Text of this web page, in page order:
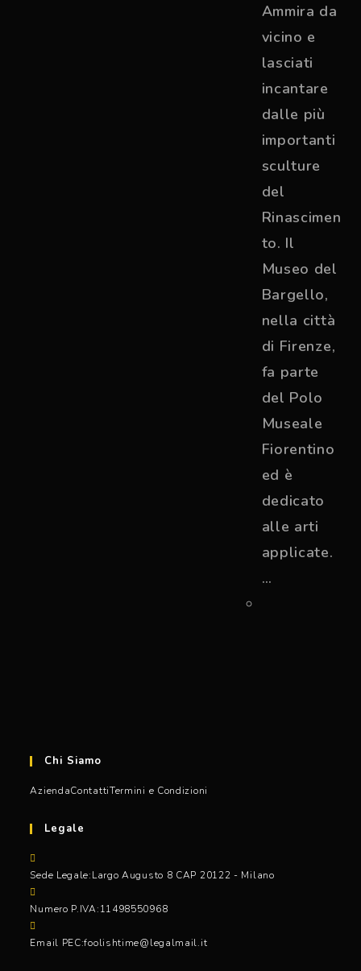
Ammira da
vicino e
lasciati
incantare
dalle più
importanti
sculture
del
Rinascimen
to. Il
Museo del
Bargello,
nella città
di Firenze,
fa parte
del Polo
Museale
Fiorentino
ed è
dedicato
alle arti
applicate.
…
Chi Siamo
AziendaContattiTermini e Condizioni
Legale
Sede Legale:Largo Augusto 8 CAP 20122 - Milano
Numero P.IVA:11498550968
Email PEC:foolishtime@legalmail.itOpens